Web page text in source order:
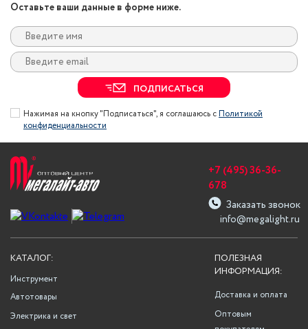
Оставьте ваши данные в форме ниже.
ПОДПИСАТЬСЯ
Нажимая на кнопку "Подписаться", я соглашаюсь сПолитикой
конфиденциальности
info@megalight.ru
+7 (495) 36-36-
678
Заказать звонок
ПОЛЕЗНАЯ
ИНФОРМАЦИЯ:
Доставка и оплата
Оптовым
КАТАЛОГ:
Инструмент
Автотовары
Электрика и свет